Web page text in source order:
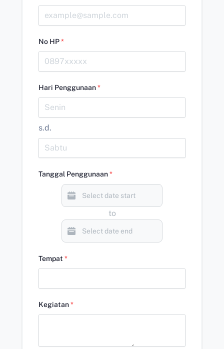
No HP*
Hari Penggunaan*
s.d.
Tanggal Penggunaan*
to
Tempat *
Kegiatan*